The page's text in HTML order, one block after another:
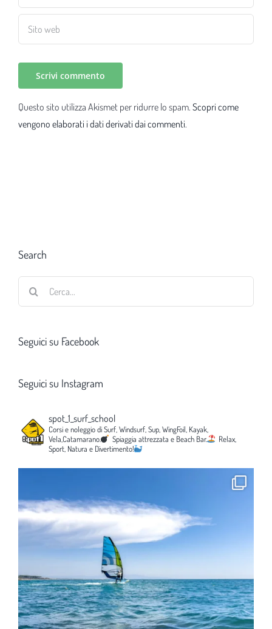
Questo sito utilizza Akismet per ridurre lo spam. Scopri come
vengono elaborati i dati derivati dai commenti.
Search
Seguici su Facebook
Seguici su Instagram
spot_1_surf_school
Corsi e noleggio di Surf, Windsurf, Sup, WingFoil, Kayak,
Vela,Catamarano.
Spiaggia attrezzata e Beach Bar.
Relax,
Sport, Natura e Divertimento!